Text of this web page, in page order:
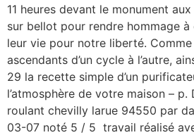
11 heures devant le monument
sur bellot pour rendre hommage
leur vie pour notre liberté. Comme
ascendants d’un cycle à l’autre,
29 la recette simple d’un
l’atmosphère de votre maison – p.
roulant chevilly larue 94550 par
03-07 noté 5 / 5 travail réalisé